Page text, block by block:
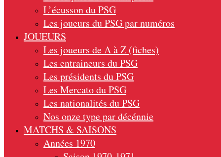
L’écusson du PSG
Les joueurs du PSG par numéros
JOUEURS
Les joueurs de A à Z (fiches)
Les entraineurs du PSG
Les présidents du PSG
Les Mercato du PSG
Les nationalités du PSG
Nos onze type par décénnie
MATCHS & SAISONS
Années 1970